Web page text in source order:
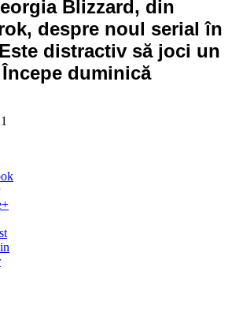
Blizzard, din
despre noul serial în
distractiv să joci un
duminică